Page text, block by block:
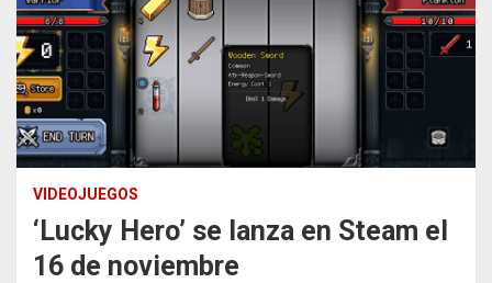
VIDEOJUEGOS
‘Lucky Hero’ se lanza en Steam el
16 de noviembre